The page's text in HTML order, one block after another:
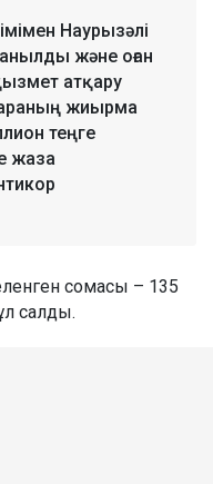
Наурызәлі
және оған
атқару
жиырма
теңге
жаза
сомасы – 135
салды.